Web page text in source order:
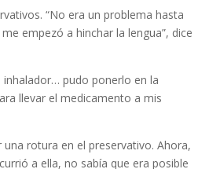
“No era un problema hasta
empezó a hinchar la lengua”, dice
inhalador… pudo ponerlo en la
llevar el medicamento a mis
rotura en el preservativo. Ahora,
a ella, no sabía que era posible